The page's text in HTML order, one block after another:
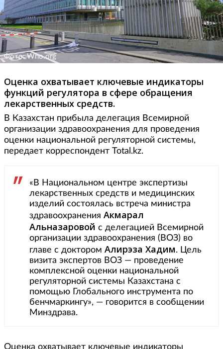
Фото: Who.org
Оценка охватывает ключевые индикаторы
функций регулятора в сфере обращения
лекарственных средств.
В Казахстан прибыла делегация Всемирной
организации здравоохранения для проведения
оценки национальной регуляторной системы,
передает корреспондент Total.kz.
«В Национальном центре экспертизы
лекарственных средств и медицинских
изделий состоялась встреча министра
здравоохранения Акмарал
Альназаровой с делегацией Всемирной
организации здравоохранения (ВОЗ) во
главе с доктором Алирэза Хадим. Цель
визита экспертов ВОЗ — проведение
комплексной оценки национальной
регуляторной системы Казахстана с
помощью Глобального инструмента по
бенчмаркингу», — говорится в сообщении
Минздрава.
Оценка охватывает ключевые индикаторы